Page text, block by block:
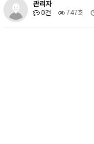
관리자
0건
747회